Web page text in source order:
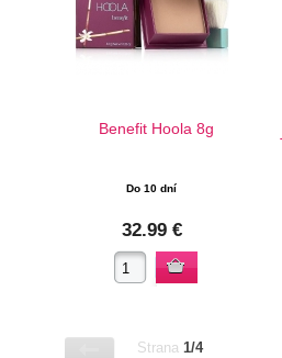
Benefit Hoola 8g
Do 10 dní
32.99 €
Strana 1/4